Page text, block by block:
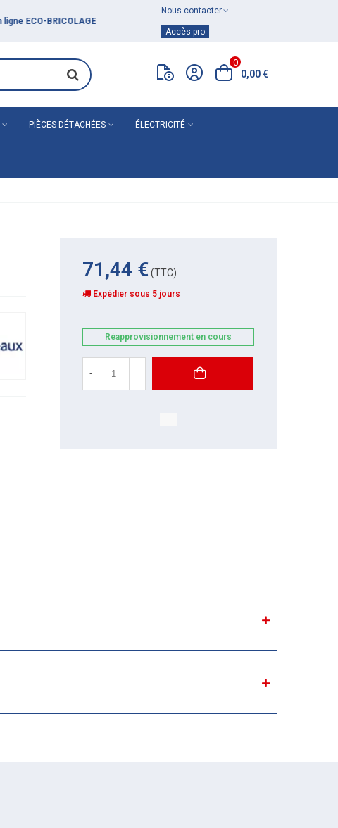
Nous contacter
Accès pro
0
0,00 €
PIÈCES DÉTACHÉES ÉLECTRICITÉ
71,44 €(TTC)
Expédier sous 5 jours
Réapprovisionnement en cours
- +